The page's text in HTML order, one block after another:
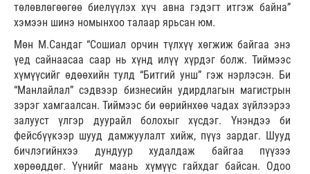
төлөвлөгөөгөө биелүүлэх хүч авна гэдэгт итгэж байна”
хэмээн шинэ номынхоо талаар ярьсан юм.
Мөн М.Сандаг “Сошиал орчин түлхүү хөгжиж байгаа энэ
үед сайнаасаа саар нь хүнд илүү хүрдэг болж. Тиймээс
хүмүүсийг өдөөхийн тулд “Битгий унш” гэж нэрлэсэн. Би
“Манлайлал” сэдвээр бизнесийн удирдлагын магистрын
зэрэг хамгаалсан. Тиймээс би өөрийнхөө чадах зүйлээрээ
залууст үлгэр дуурайл болохыг хүсдэг. Үнэндээ би
фейсбүүкээр шууд дамжуулалт хийж, пүүз зардаг. Шууд
бичлэгийнхээ дундуур худалдаж байгаа пүүзээ
хөрөөддөг. Үүнийг маань хүмүүс гайхдаг байсан. Одоо